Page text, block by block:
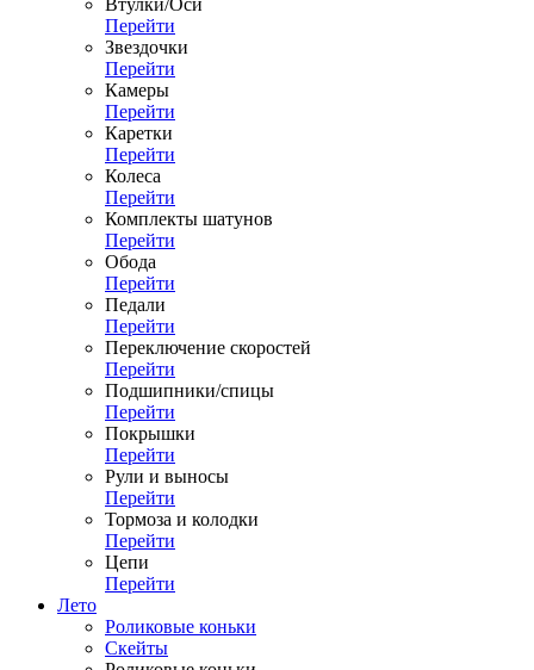
Втулки/Оси
Перейти
Звездочки
Перейти
Камеры
Перейти
Каретки
Перейти
Колеса
Перейти
Комплекты шатунов
Перейти
Обода
Перейти
Педали
Перейти
Переключение скоростей
Перейти
Подшипники/спицы
Перейти
Покрышки
Перейти
Рули и выносы
Перейти
Тормоза и колодки
Перейти
Цепи
Перейти
Лето
Роликовые коньки
Скейты